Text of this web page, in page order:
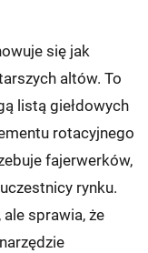
się jak
altów. To
listą giełdowych
rotacyjnego
fajerwerków,
rynku.
sprawia, że